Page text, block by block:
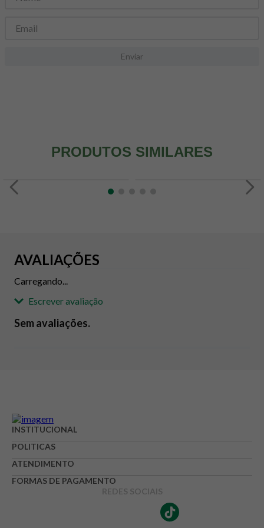
Enviar
PRODUTOS SIMILARES
AVALIAÇÕES
Carregando...
Escrever avaliação
Avalie o produto de 1 até 5 estrelas
★★★☆☆
Seu nome
Sem avaliações.
INSTITUCIONAL
POLITICAS
ATENDIMENTO
FORMAS DE PAGAMENTO
REDES SOCIAIS
8º snack proteico mundo verde
9 psyllium